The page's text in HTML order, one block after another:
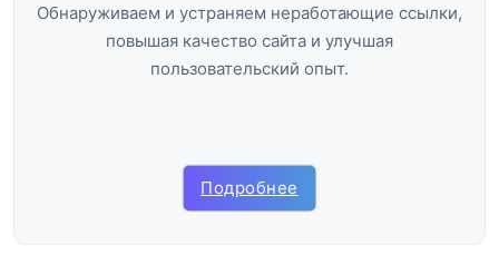
Обнаруживаем и устраняем неработающие ссылки,
повышая качество сайта и улучшая
пользовательский опыт.
Подробнее